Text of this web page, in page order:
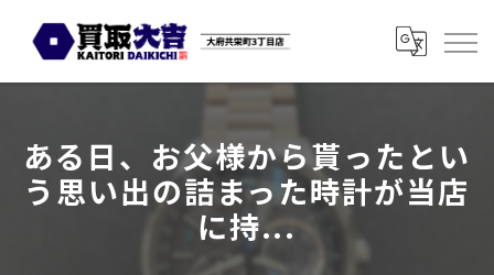
ある日、お父様から貰ったとい
う思い出の詰まった時計が当店
に持...